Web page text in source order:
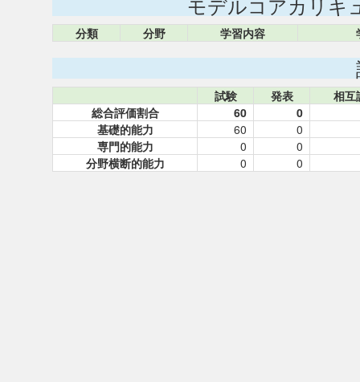
分類 分野 学習内容
試験 発表
相互
総合評価割合
60
0
基礎的能力
60
0
専門的能力
0
0
分野横断的能力
0 0